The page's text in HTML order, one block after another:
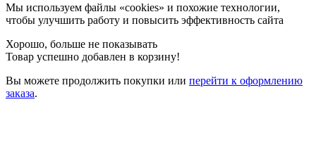
Мы используем файлы «cookies» и похожие технологии,
чтобы улучшить работу и повысить эффективность сайта
Хорошо, больше не показывать
Товар успешно добавлен в корзину!
Вы можете продолжить покупки или перейти к оформлению
заказа.